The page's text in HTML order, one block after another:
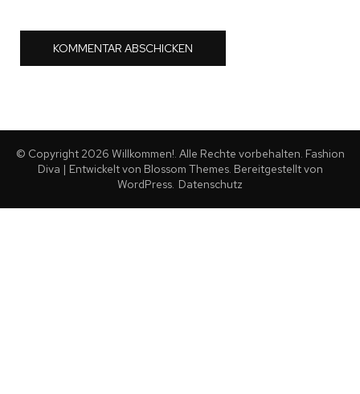
© Copyright 2026 Willkommen!. Alle Rechte vorbehalten. Fashion
Diva | Entwickelt von Blossom Themes. Bereitgestellt von
WordPress. Datenschutz